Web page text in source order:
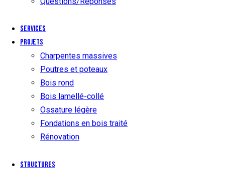
Services
Projets
Charpentes massives
Poutres et poteaux
Bois rond
Bois lamellé-collé
Ossature légère
Fondations en bois traité
Rénovation
Structures